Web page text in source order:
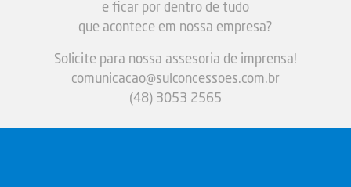
e ficar por dentro de tudo
que acontece em nossa empresa?
Solicite para nossa assesoria de imprensa!
comunicacao@sulconcessoes.com.br
(48) 3053 2565